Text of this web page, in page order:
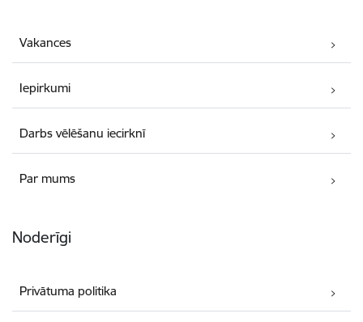
Vakances
Iepirkumi
Darbs vēlēšanu iecirknī
Par mums
Noderīgi
Privātuma politika